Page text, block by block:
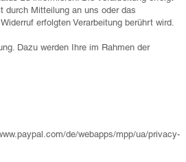
durch Mitteilung an uns oder das
erfolgten Verarbeitung berührt wird.
Dazu werden Ihre im Rahmen der
de/webapps/mpp/ua/privacy-